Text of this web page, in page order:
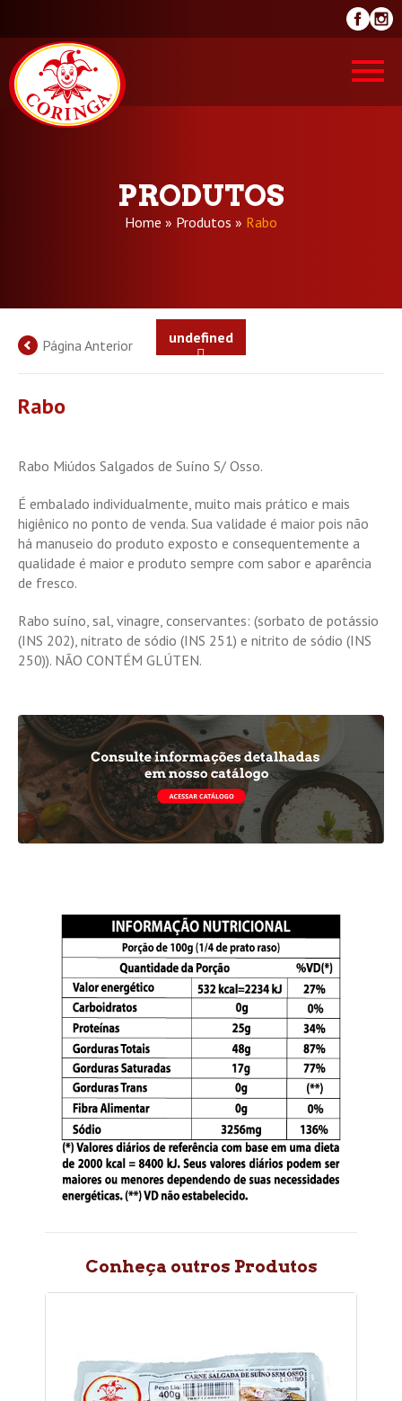
PRODUTOS
Home » Produtos » Rabo
Página Anterior undefined
Rabo
Rabo Miúdos Salgados de Suíno S/ Osso.
É embalado individualmente, muito mais prático e mais
higiênico no ponto de venda. Sua validade é maior pois não
há manuseio do produto exposto e consequentemente a
qualidade é maior e produto sempre com sabor e aparência
de fresco.
Rabo suíno, sal, vinagre, conservantes: (sorbato de potássio
(INS 202), nitrato de sódio (INS 251) e nitrito de sódio (INS
250)). NÃO CONTÉM GLÚTEN.
Conheça outros Produtos